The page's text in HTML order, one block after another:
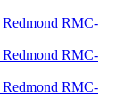
Redmond RMC-
Redmond RMC-
Redmond RMC-